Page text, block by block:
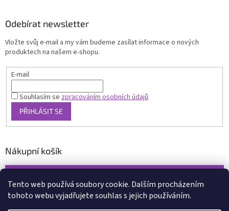
Tento web používá soubory cookie. Dalším procházením
tohoto webu vyjadřujete souhlas s jejich používáním.
Odebírat newsletter
Vložte svůj e-mail a my vám budeme zasílat informace o nových
produktech na našem e-shopu.
E-mail
Souhlasím sezpracováním osobních údajů
PŘIHLÁSIT SE
Nákupní košík